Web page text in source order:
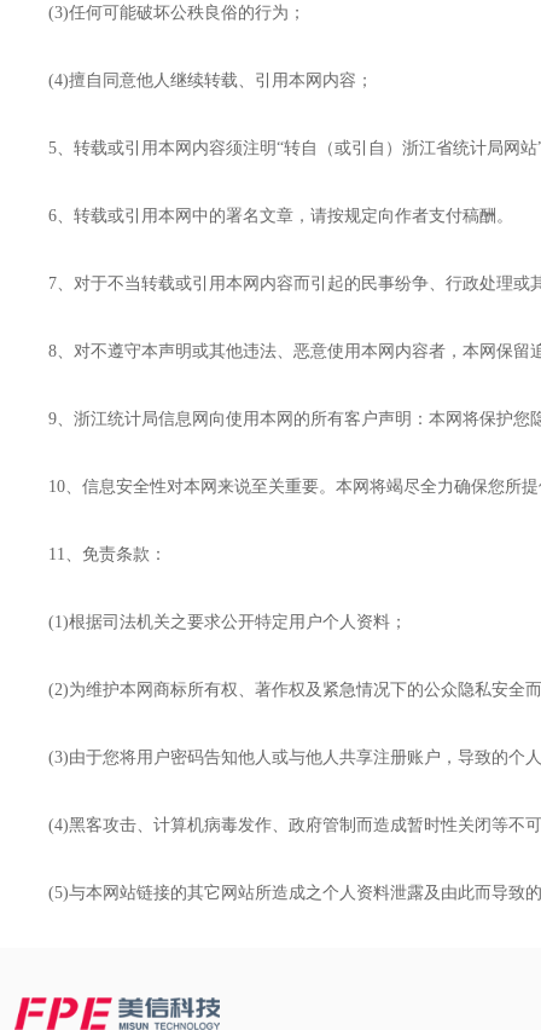
(3)任何可能破坏公秩良俗的行为；
(4)擅自同意他人继续转载、引用本网内容；
5、转载或引用本网内容须注明“转自（或引自）浙江省统计局网站”
6、转载或引用本网中的署名文章，请按规定向作者支付稿酬。
7、对于不当转载或引用本网内容而引起的民事纷争、行政处理或
8、对不遵守本声明或其他违法、恶意使用本网内容者，本网保留
9、浙江统计局信息网向使用本网的所有客户声明：本网将保护您
10、信息安全性对本网来说至关重要。本网将竭尽全力确保您所提
11、免责条款：
(1)根据司法机关之要求公开特定用户个人资料；
(2)为维护本网商标所有权、著作权及紧急情况下的公众隐私安全
(3)由于您将用户密码告知他人或与他人共享注册账户，导致的个
(4)黑客攻击、计算机病毒发作、政府管制而造成暂时性关闭等不
(5)与本网站链接的其它网站所造成之个人资料泄露及由此而导致